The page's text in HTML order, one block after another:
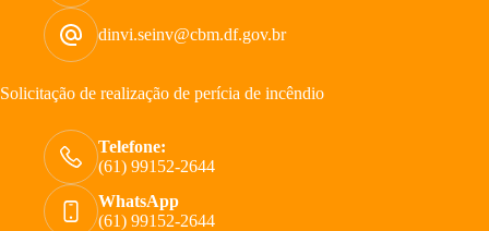
dinvi.seinv@cbm.df.gov.br
Solicitação de realização de perícia de incêndio
Telefone:
(61) 99152-2644
WhatsApp
(61) 99152-2644